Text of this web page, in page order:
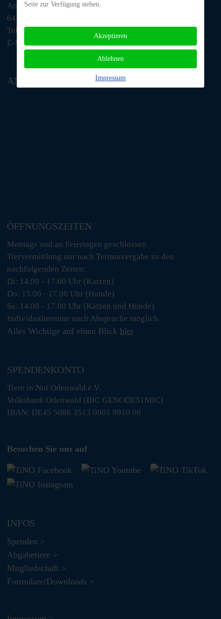
Am Morsberg 1
64385 Reichelsheim
Telefon: 06063 / 939 848
E-Mail: tino@tiere-in-not-odenwald.de
ANFAHRT
ÖFFNUNGSZEITEN
Montags und an Feiertagen geschlossen
Tiervermittlung nur nach Terminvergabe zu den
nachfolgenden Zeiten:
Di: 14.00 - 17.00 Uhr (Katzen)
Do: 15.00 - 17.00 Uhr (Hunde)
Sa: 14.00 - 17.00 Uhr (Katzen und Hunde)
Individualtermine nach Absprache möglich
Alles Wichtige auf einen Blick hier
SPENDENKONTO
Tiere in Not Odenwald e.V.
Volksbank Odenwald (BIC GENODE51MIC)
IBAN: DE45 5086 3513 0001 9910 00
Besuchen Sie uns auf
INFOS
Spenden >
Abgabetiere >
Mitgliedschaft >
Formulare/Downloads >
Seite zur Verfügung stehen.
Akzeptieren
Ablehnen
Impressum